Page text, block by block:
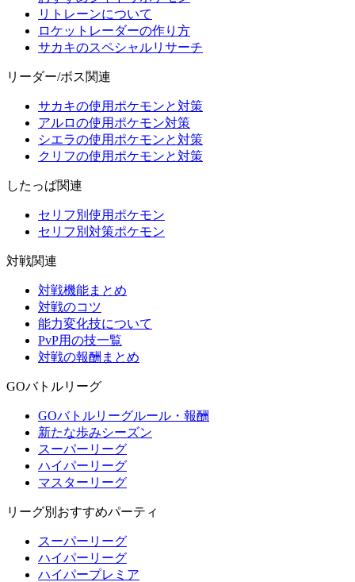
リトレーンについて
ロケットレーダーの作り方
サカキのスペシャルリサーチ
リーダー/ボス関連
サカキの使用ポケモンと対策
アルロの使用ポケモン対策
シエラの使用ポケモンと対策
クリフの使用ポケモンと対策
したっぱ関連
セリフ別使用ポケモン
セリフ別対策ポケモン
対戦関連
対戦機能まとめ
対戦のコツ
能力変化技について
PvP用の技一覧
対戦の報酬まとめ
GOバトルリーグ
GOバトルリーグルール・報酬
新たな歩みシーズン
スーパーリーグ
ハイパーリーグ
マスターリーグ
リーグ別おすすめパーティ
スーパーリーグ
ハイパーリーグ
ハイパープレミア